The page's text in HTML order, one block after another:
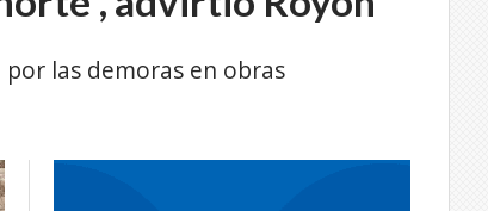
las demoras en obras